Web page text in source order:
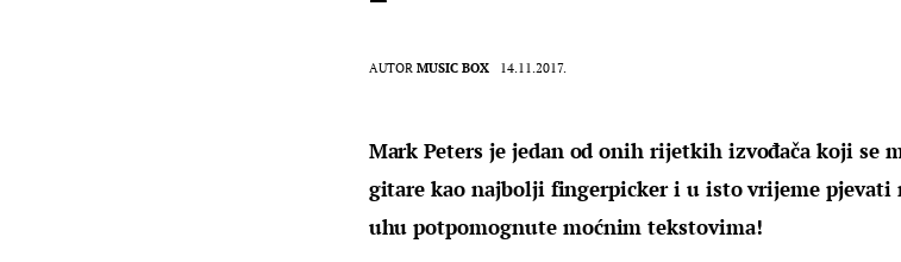
AUTOR MUSIC BOX 14.11.2017.
Mark Peters je jedan od onih rijetkih izvođača koji se
gitare kao najbolji fingerpicker i u isto vrijeme pjevati
uhu potpomognute moćnim tekstovima!